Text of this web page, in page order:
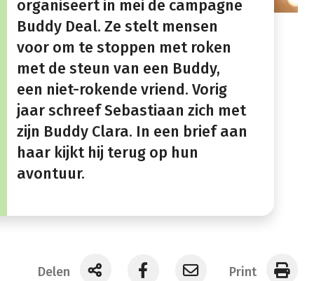
organiseert in mei de campagne
Buddy Deal. Ze stelt mensen
voor om te stoppen met roken
met de steun van een Buddy,
een niet-rokende vriend. Vorig
jaar schreef Sebastiaan zich met
zijn Buddy Clara. In een brief aan
haar kijkt hij terug op hun
avontuur.
Delen Print